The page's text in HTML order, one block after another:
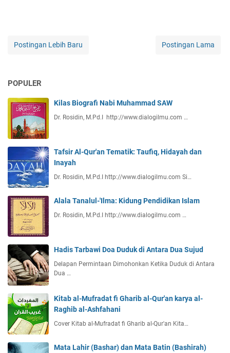
Postingan Lebih Baru Postingan Lama
POPULER
Kilas Biografi Nabi Muhammad SAW
Dr. Rosidin, M.Pd.I http://www.dialogilmu.com …
Tafsir Al-Qur'an Tematik: Taufiq, Hidayah dan
Inayah
Dr. Rosidin, M.Pd.I http://www.dialogilmu.com Si…
Alala Tanalul-'Ilma: Kidung Pendidikan Islam
Dr. Rosidin, M.Pd.I http://www.dialogilmu.com …
Hadis Tarbawi Doa Duduk di Antara Dua Sujud
Delapan Permintaan Dimohonkan Ketika Duduk di Antara
Dua …
Kitab al-Mufradat fi Gharib al-Qur'an karya al-
Raghib al-Ashfahani
Cover Kitab al-Mufradat fi Gharib al-Qur'an Kita…
Mata Lahir (Bashar) dan Mata Batin (Bashirah)